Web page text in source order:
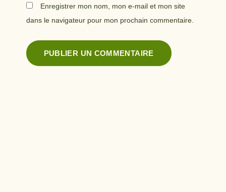
Enregistrer mon nom, mon e-mail et mon site
dans le navigateur pour mon prochain commentaire.